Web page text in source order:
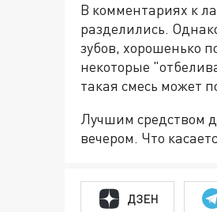
В комментариях к
разделились.
зубов, хорошенько
некоторые
такая смесь может
Лучшим средством
вечером. Что
ДЗЕН